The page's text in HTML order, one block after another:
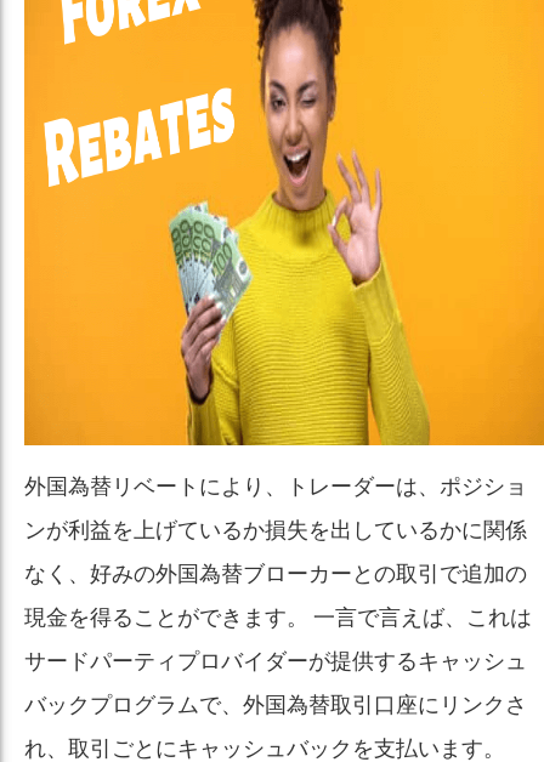
外国為替リベートにより、トレーダーは、ポジショ
ンが利益を上げているか損失を出しているかに関係
なく、好みの外国為替ブローカーとの取引で追加の
現金を得ることができます。
一言で言えば、これは
サードパーティプロバイダーが提供するキャッシュ
バックプログラムで、外国為替取引口座にリンクさ
れ、取引ごとにキャッシュバックを支払います。